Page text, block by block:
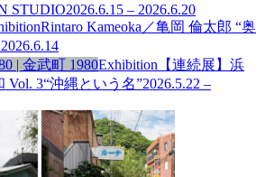
STUDIO2026.6.15 – 2026.6.20
Rintaro Kameoka／亀岡 倫太郎 “奥
Exhibition 【連続展】浜
Vol. 3“沖縄という名”2026.5.22 –